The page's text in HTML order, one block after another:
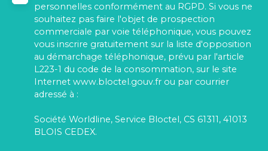
personnelles conformément au RGPD. Si vous ne
souhaitez pas faire l'objet de prospection
commerciale par voie téléphonique, vous pouvez
vous inscrire gratuitement sur la liste d'opposition
au démarchage téléphonique, prévu par l'article
L223-1 du code de la consommation, sur le site
Internet www.bloctel.gouv.fr ou par courrier
adressé à :
Société Worldline, Service Bloctel, CS 61311, 41013
BLOIS CEDEX.